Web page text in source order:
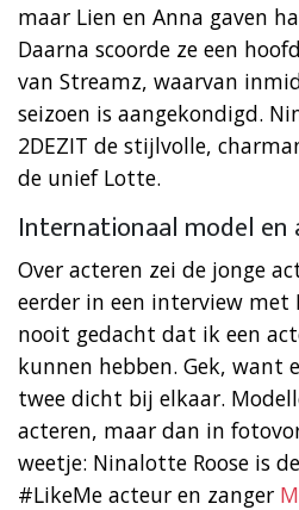
maar Lien en Anna gaven
Daarna scoorde ze een
van Streamz, waarvan
seizoen is aangekondigd.
2DEZIT de stijlvolle,
de unief Lotte.
Internationaal model en
Over acteren zei de jonge
eerder in een interview met
nooit gedacht dat ik een
kunnen hebben. Gek, want
twee dicht bij elkaar.
acteren, maar dan in
weetje: Ninalotte Roose is
#LikeMe acteur en zanger